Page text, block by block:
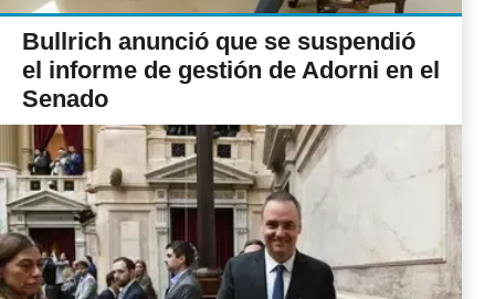
Bullrich anunció que se suspendió
el informe de gestión de Adorni en el
Senado